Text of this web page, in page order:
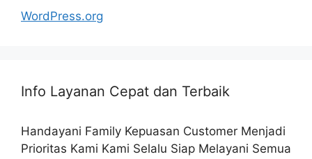
WordPress.org
Info Layanan Cepat dan Terbaik
Handayani Family Kepuasan Customer Menjadi
Prioritas Kami Kami Selalu Siap Melayani Semua